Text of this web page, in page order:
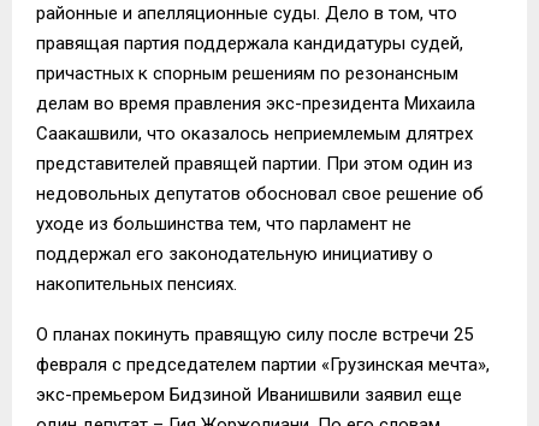
районные и апелляционные суды. Дело в том, что
правящая партия поддержала кандидатуры судей,
причастных к спорным решениям по резонансным
делам во время правления экс-президента Михаила
Саакашвили, что оказалось неприемлемым длятрех
представителей правящей партии. При этом один из
недовольных депутатов обосновал свое решение об
уходе из большинства тем, что парламент не
поддержал его законодательную инициативу о
накопительных пенсиях.
О планах покинуть правящую силу после встречи 25
февраля с председателем партии «Грузинская мечта»,
экс-премьером Бидзиной Иванишвили заявил еще